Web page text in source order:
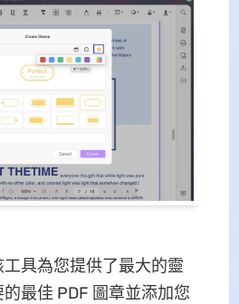
具為您提供了最大的靈
最佳 PDF 圖章並添加您